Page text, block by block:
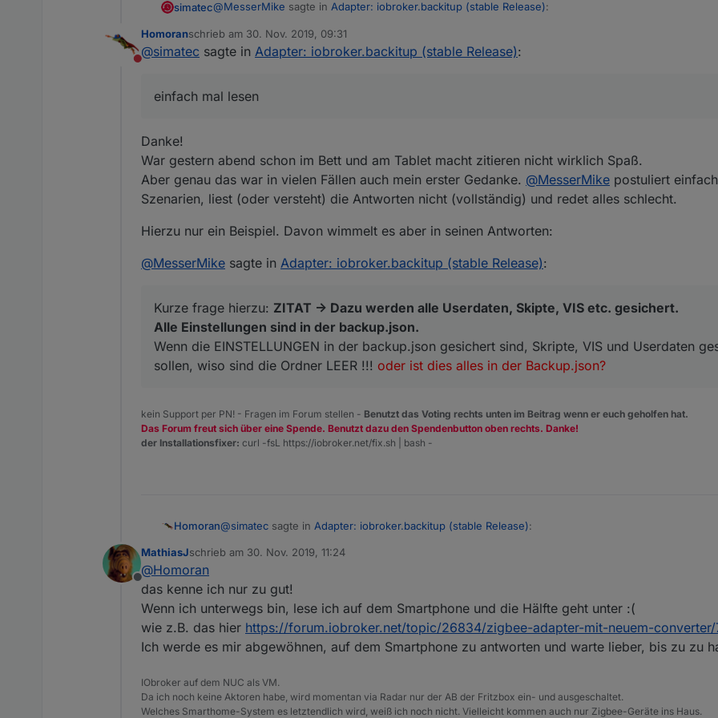
simatec@MesserMike sagte in Adapter: iobroker.backitup (stable Release):
und was is nun genau der unterschied zu komplett? warum ist die differenz SO gross und warum
Und genau das meine ich ... einfach mal lesen und auch die Readme vom Adapter lesen.
Falsche Links nutzen, nicht die offizielle Doku und Readme von Adaptern nutzen, aber alles schlecht
Mensch nimm dir doch mal die Hilfen hier an.
Lies die Readme von Backitup und benutze die offizielle Doku von iobroker.
Nicht stören
Homoranschrieb am 30. Nov. 2019, 09:31
zuletzt editiert von
@simatec sagte in Adapter: iobroker.backitup (stable Release):
einfach mal lesen
Danke!
War gestern abend schon im Bett und am Tablet macht zitieren nicht wirklich Spaß.
Aber genau das war in vielen Fällen auch mein erster Gedanke. @MesserMike postuliert
Szenarien, liest (oder versteht) die Antworten nicht (vollständig) und redet alles schlecht.
Hierzu nur ein Beispiel. Davon wimmelt es aber in seinen Antworten:
@MesserMike sagte in Adapter: iobroker.backitup (stable Release):
Kurze frage hierzu: ZITAT -> Dazu werden alle Userdaten, Skipte, VIS etc. gesichert.
Alle Einstellungen sind in der backup.json.
Wenn die EINSTELLUNGEN in der backup.json gesichert sind, Skripte, VIS und Userdaten
sollen, wiso sind die Ordner LEER !!! oder ist dies alles in der Backup.json?
kein Support per PN! - Fragen im Forum stellen - Benutzt das Voting rechts unten im Beitrag wenn er euch geholfen hat.
Das Forum freut sich über eine Spende. Benutzt dazu den Spendenbutton oben rechts. Danke!
der Installationsfixer: curl -fsL https://iobroker.net/fix.sh | bash -
Homoran@simatec sagte in Adapter: iobroker.backitup (stable Release):
Danke!
War gestern abend schon im Bett und am Tablet macht zitieren nicht wirklich Spaß.
Aber genau das war in vielen Fällen auch mein erster Gedanke.
MesserMikepostuliert einfach
Szenarien, liest (oder versteht) die Antworten nicht (vollständig) und redet alles schlecht.
Hierzu nur ein Beispiel. Davon wimmelt es aber in seinen Antworten:
Offline
MathiasJschrieb am 30. Nov. 2019, 11:24
zuletzt editiert von
@Homoran
das kenne ich nur zu gut!
Wenn ich unterwegs bin, lese ich auf dem Smartphone und die Hälfte geht unter :(
wie z.B. das hier https://forum.iobroker.net/topic/26834/zigbee-adapter-mit-neuem-converter/
Ich werde es mir abgewöhnen, auf dem Smartphone zu antworten und warte lieber, bis zu zu
IObroker auf dem NUC als VM.
Da ich noch keine Aktoren habe, wird momentan via Radar nur der AB der Fritzbox ein- und ausgeschaltet.
Welches Smarthome-System es letztendlich wird, weiß ich noch nicht. Vielleicht kommen auch nur Zigbee-Geräte ins Haus.